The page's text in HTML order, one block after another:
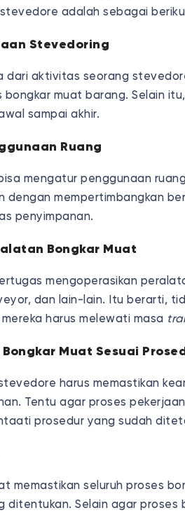
adalah sebagai
Stevedoring
dari aktivitas seorang
muat barang. Selain
sampai akhir.
Ruang
mengatur penggunaan
dengan mempertimbangkan
penyimpanan.
Bongkar Muat
mengoperasikan
dan lain-lain. Itu berarti,
harus melewati masa
Muat Sesuai
harus memastikan
Tentu agar proses
prosedur yang sudah
memastikan seluruh proses
ditentukan. Selain agar proses